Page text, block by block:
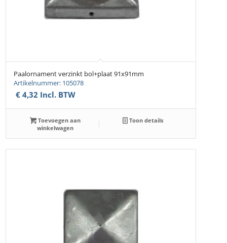
Paalornament verzinkt bol+plaat 91x91mm
Artikelnummer: 105078
€ 4,32 Incl. BTW
Toevoegen aan
winkelwagen
Toon details